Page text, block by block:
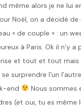
même alors je ne lui
Noël, on a décidé de
« de couple » : un
à Paris. Ok il n’y a
et tout et tout mais
surprendre l’un
end
Nous sommes
(et oui, tu es même